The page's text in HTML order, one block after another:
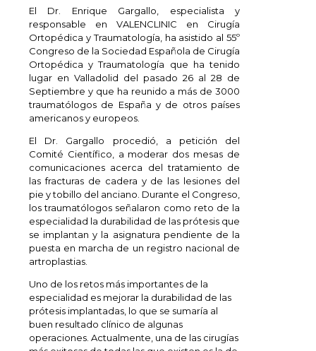
El Dr. Enrique Gargallo, especialista y
responsable en VALENCLINIC en Cirugía
Ortopédica y Traumatología, ha asistido al 55º
Congreso de la Sociedad Española de Cirugía
Ortopédica y Traumatología que ha tenido
lugar en Valladolid del pasado 26 al 28 de
Septiembre y que ha reunido a más de 3000
traumatólogos de España y de otros países
americanos y europeos.
El Dr. Gargallo procedió, a petición del
Comité Científico, a moderar dos mesas de
comunicaciones acerca del tratamiento de
las fracturas de cadera y de las lesiones del
pie y tobillo del anciano. Durante el Congreso,
los traumatólogos señalaron como reto de la
especialidad la durabilidad de las prótesis que
se implantan y la asignatura pendiente de la
puesta en marcha de un registro nacional de
artroplastias.
Uno de los retos más importantes de la
especialidad es mejorar la durabilidad de las
prótesis implantadas, lo que se sumaría al
buen resultado clínico de algunas
operaciones. Actualmente, una de las cirugías